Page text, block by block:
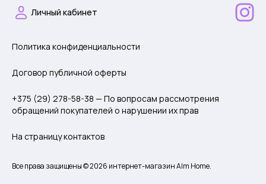
Личный кабинет
Политика конфиденциальности
Договор публичной оферты
+375 (29) 278-58-38 — По вопросам рассмотрения
обращений покупателей о нарушении их прав
На страницу контактов
Все права защищены © 2026 интернет-магазин Alm Home.